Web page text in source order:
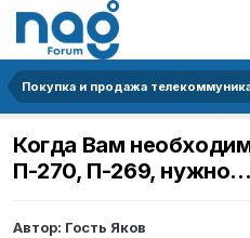
Когда Вам
П-270, П-269,
Автор: Гость Яков